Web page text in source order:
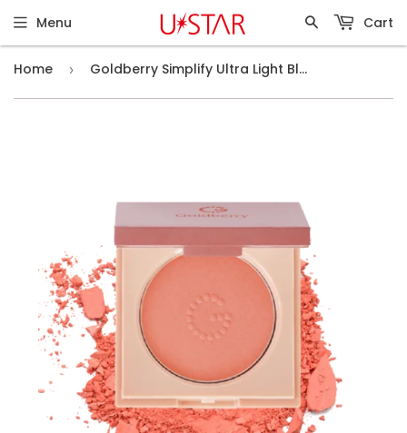
Menu Cart
Home › Goldberry Simplify Ultra Light Blusher #04 Coral